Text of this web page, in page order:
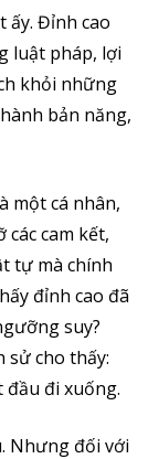
ấy. Đỉnh cao
luật pháp, lợi
khỏi những
bản năng,
một cá nhân,
cam kết,
tự mà chính
đỉnh cao đã
suy?
sử cho thấy:
đi xuống.
Nhưng đối với